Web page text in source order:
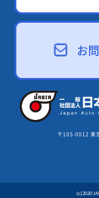
お
〒105-0012 東
(c)2020